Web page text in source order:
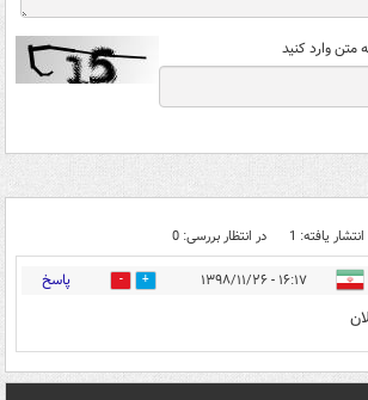
متن وارد کنید
انتشار یافته: 1 در انتظار بررسی: 0
۱۶:۱۷ - ۱۳۹۸/۱۱/۲۶ 8 پاسخ